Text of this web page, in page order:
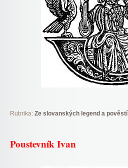
Rubrika: Ze slovanských legend a pověstí
Poustevník Ivan